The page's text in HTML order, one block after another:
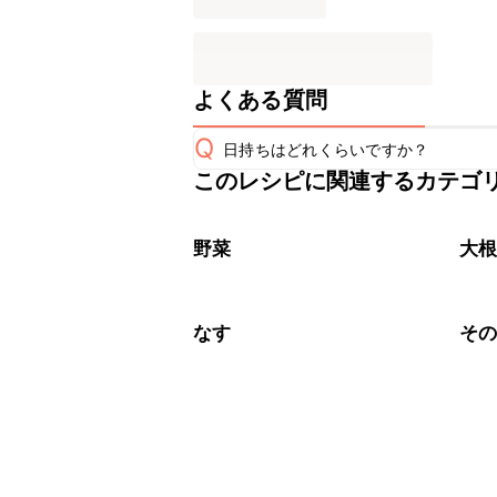
よくある質問
Q 日持ちはどれくらいですか？
保存期間は冷蔵で当日中が目安です
※日持ちは目安です。
このレシピに関連するカテゴ
野菜 大根
なす そ